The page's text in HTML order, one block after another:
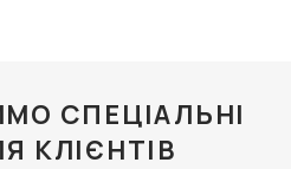
СПЕЦІАЛЬНІ
КЛІЄНТІВ